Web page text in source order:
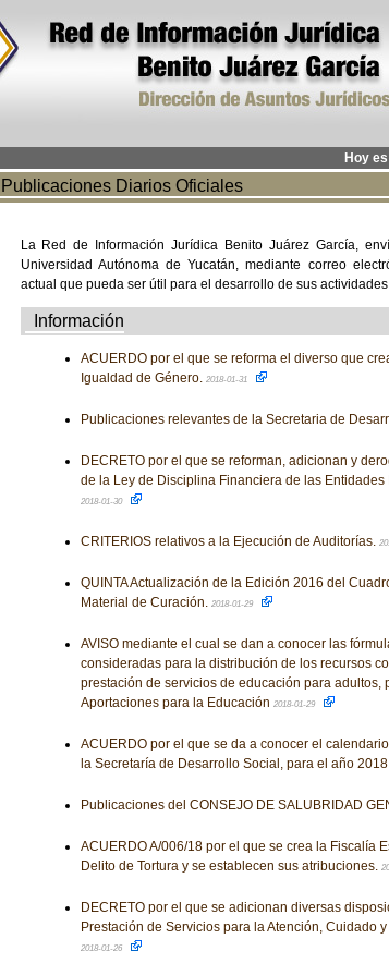
Hoy
Publicaciones Diarios Oficiales
La Red de Información Jurídica Benito Juárez García,
Universidad Autónoma de Yucatán, mediante correo
actual que pueda ser útil para el desarrollo de sus
Información
ACUERDO por el que se reforma el diverso que
Igualdad de Género. 2018-01-31
Publicaciones relevantes de la Secretaria de
DECRETO por el que se reforman, adicionan y
de la Ley de Disciplina Financiera de las
2018-01-30
CRITERIOS relativos a la Ejecución de Auditorías.
QUINTA Actualización de la Edición 2016 del
Material de Curación. 2018-01-29
AVISO mediante el cual se dan a conocer las
consideradas para la distribución de los recursos
prestación de servicios de educación para adultos,
Aportaciones para la Educación 2018-01-29
ACUERDO por el que se da a conocer el
la Secretaría de Desarrollo Social, para el año
Publicaciones del CONSEJO DE SALUBRIDAD
ACUERDO A/006/18 por el que se crea la Fiscalía
Delito de Tortura y se establecen sus atribuciones.
DECRETO por el que se adicionan diversas
Prestación de Servicios para la Atención, Cuidado
2018-01-26